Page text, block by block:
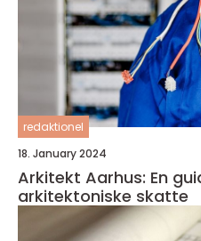
redaktionel
18. January 2024
Arkitekt Aarhus: En
arkitektoniske skatte